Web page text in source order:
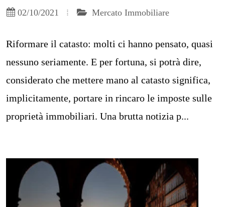
02/10/2021
Mercato Immobiliare
Riformare il catasto: molti ci hanno pensato, quasi
nessuno seriamente. E per fortuna, si potrà dire,
considerato che mettere mano al catasto significa,
implicitamente, portare in rincaro le imposte sulle
proprietà immobiliari. Una brutta notizia p...